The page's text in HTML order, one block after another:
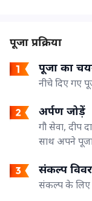
पूजा प्रक्रिया
पूजा का
नीचे दिए गए
अर्पण जोड़ें
गौ सेवा, दीप
साथ अपने
संकल्प
संकल्प के लिए